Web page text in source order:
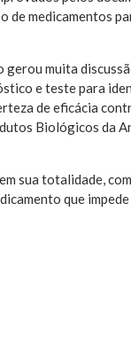
de medicamentos
muita
e teste para
de eficácia
Biológicos da
sua totalidade,
que impede